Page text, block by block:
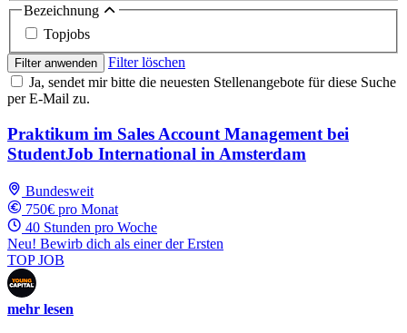
Bezeichnung
Topjobs
Filter anwenden
Filter löschen
Ja, sendet mir bitte die neuesten Stellenangebote für diese Suche
per E-Mail zu.
Praktikum im Sales Account Management bei
StudentJob International in Amsterdam
Bundesweit
750€ pro Monat
40 Stunden pro Woche
Neu! Bewirb dich als einer der Ersten
TOP JOB
mehr lesen